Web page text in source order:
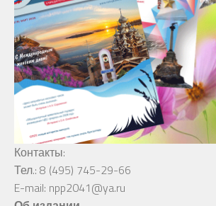
Контакты:
Тел.: 8 (495) 745-29-66
E-mail: npp2041@ya.ru